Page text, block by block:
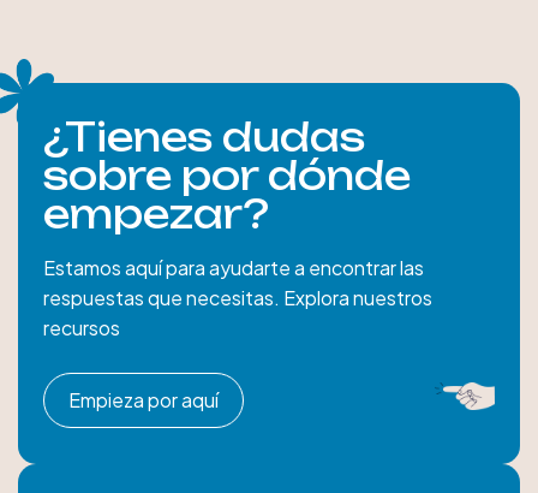
¿Tienes dudas
sobre por dónde
empezar?
Estamos aquí para ayudarte a encontrar las
respuestas que necesitas. Explora nuestros
recursos
Empieza por aquí